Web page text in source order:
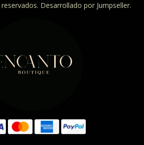
Desarrollado por Jumpseller.